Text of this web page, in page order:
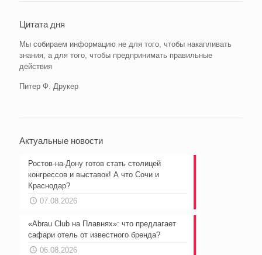
Цитата дня
Мы собираем информацию не для того, чтобы накапливать
знания, а для того, чтобы предпринимать правильные
действия
Питер Ф. Друкер
Актуальные новости
Ростов-на-Дону готов стать столицей
конгрессов и выставок! А что Сочи и
Краснодар?
07.08.2026
«Abrau Club на Плавнях»: что предлагает
сафари отель от известного бренда?
06.08.2026